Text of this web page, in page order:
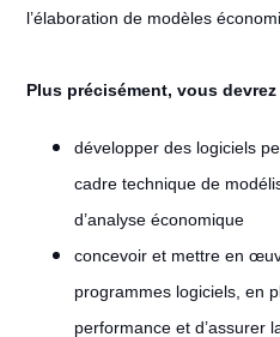
l’élaboration de modèles
Plus précisément, vous devrez
développer des logiciels
cadre technique de
d’analyse économique
concevoir et mettre en
programmes logiciels, en
performance et d’assurer